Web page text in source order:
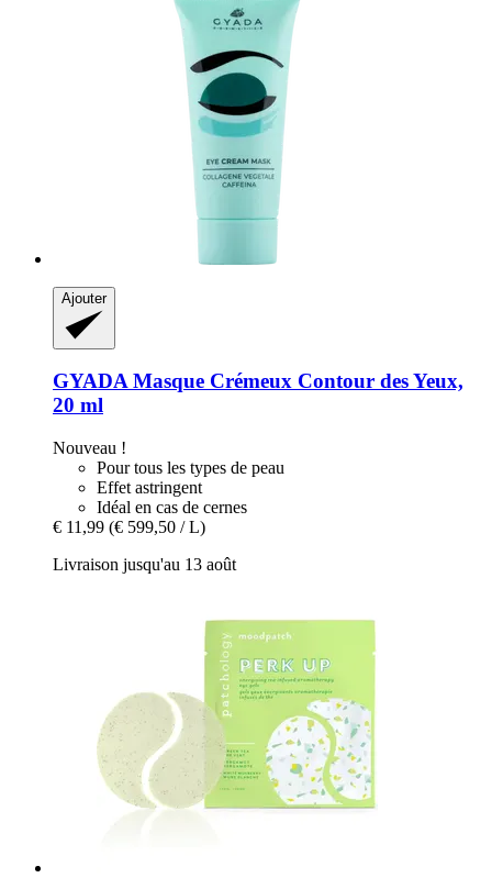
Ajouter
GYADAMasque Crémeux Contour des Yeux,
20 ml
Nouveau !
Pour tous les types de peau
Effet astringent
Idéal en cas de cernes
€ 11,99 (€ 599,50 / L)
Livraison jusqu'au 13 août